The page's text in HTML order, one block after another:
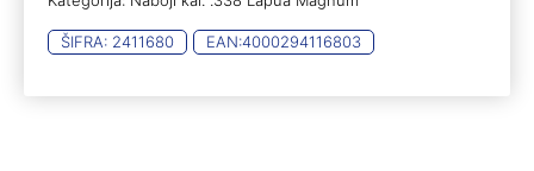
16,2g
količina
ŠIFRA: 2411680 EAN:4000294116803